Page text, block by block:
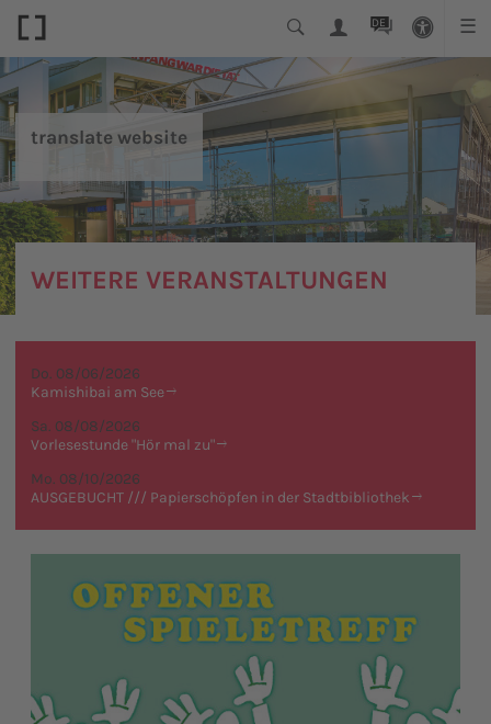
☰
DE
translate website
WEITERE VERANSTALTUNGEN
Do. 08/06/2026
Kamishibai am See
Sa. 08/08/2026
Vorlesestunde "Hör mal zu"
Mo. 08/10/2026
AUSGEBUCHT /// Papierschöpfen in der Stadtbibliothek